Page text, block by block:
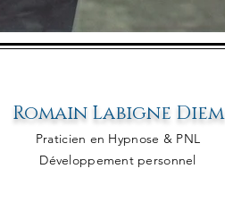
Romain Labigne Diem
Praticien en Hypnose & PNL
Développement personnel